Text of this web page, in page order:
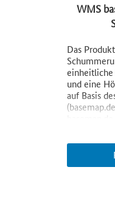
WMS
Das
einheitliche
und eine
auf Basis